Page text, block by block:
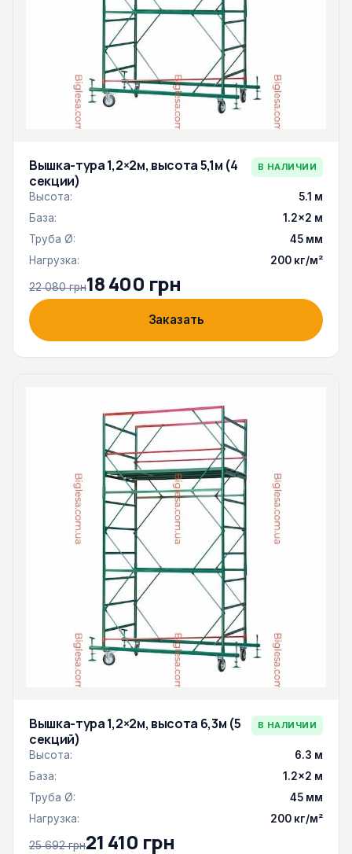
Вышка-тура 1,2×2м, высота 5,1м (4
секции)
В НАЛИЧИИ
Высота:
5.1 м
База:
1.2×2 м
Труба Ø:
45 мм
Нагрузка:
200 кг/м²
22 080 грн18 400 грн
Заказать
Вышка-тура 1,2×2м, высота 6,3м (5
секций)
В НАЛИЧИИ
Высота:
6.3 м
База:
1.2×2 м
Труба Ø:
45 мм
Нагрузка:
200 кг/м²
25 692 грн21 410 грн